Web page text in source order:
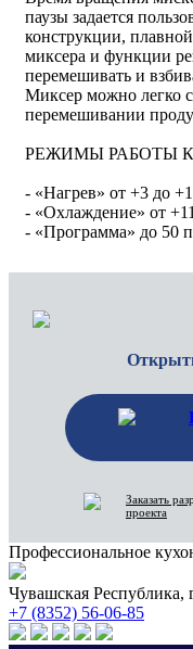
паузы задается
конструкции,
миксера и функции
перемешивать и
Миксер можно легко
перемешивании
РЕЖИМЫ РАБОТЫ
- «Нагрев» от +3 до
- «Охлаждение» от
- «Программа» до 50
Заказать
проекта
Профессиональное
Чувашская Республика,
+7 (8352) 56-06-85